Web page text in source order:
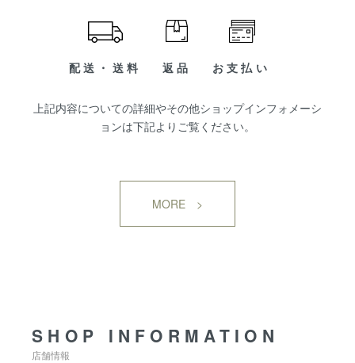
配送・送料 返品 お支払い
上記内容についての詳細やその他ショップインフォメーシ
ョンは下記よりご覧ください。
MORE >
SHOP INFORMATION
店舗情報